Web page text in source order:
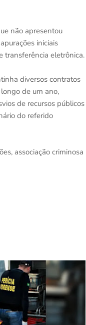
não apresentou
iniciais
transferência eletrônica.
diversos contratos
de um ano,
de recursos públicos
do referido
associação criminosa